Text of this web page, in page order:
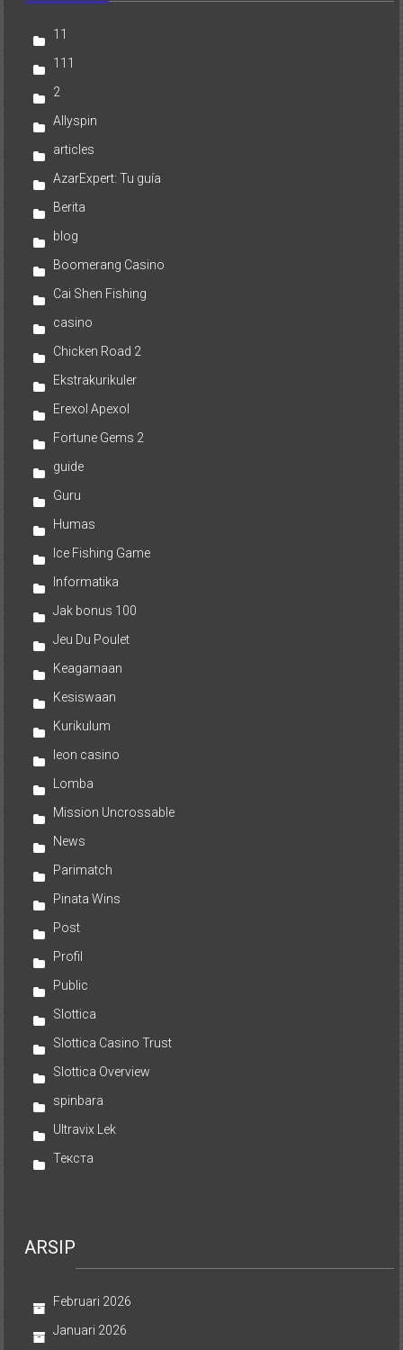
11
111
2
Allyspin
articles
AzarExpert: Tu guía
Berita
blog
Boomerang Casino
Cai Shen Fishing
casino
Chicken Road 2
Ekstrakurikuler
Erexol Apexol
Fortune Gems 2
guide
Guru
Humas
Ice Fishing Game
Informatika
Jak bonus 100
Jeu Du Poulet
Keagamaan
Kesiswaan
Kurikulum
leon casino
Lomba
Mission Uncrossable
News
Parimatch
Pinata Wins
Post
Profil
Public
Slottica
Slottica Casino Trust
Slottica Overview
spinbara
Ultravix Lek
Текста
ARSIP
Februari 2026
Januari 2026